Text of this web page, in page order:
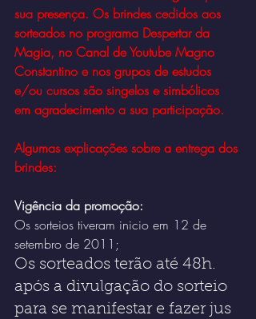
sua presença. Os brindes cedidos aos
sorteados no programa Despertar da
Magia, no Canal de Youtube Magno
Constantino e nos grupos de estudos
e/ou cursos são singelos e simbólicos
em agradecimento a sua participação.
Algumas explicações sobre a entrega dos
brindes:
Vigência da promoção:
Os sorteios tiveram inicio em 12 de
setembro de 2011;
Os sorteados terão até 48h.
após a divulgação do sorteio
para se manifestar e fazer jus